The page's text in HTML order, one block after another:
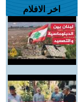
اخر الافلام